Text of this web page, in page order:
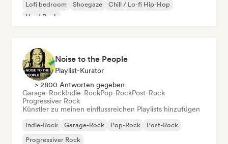
Lofi bedroom
Shoegaze
Chill / Lo-fi Hip-Hop
Hard Rock
Noise to the People
Playlist-Kurator
> 2800 Antworten gegeben
Garage-RockIndie-RockPop-RockPost-Rock
Progressiver Rock
Künstler zu meinen einflussreichen Playlists hinzufügen
Indie-Rock Garage-Rock Pop-Rock
Post-Rock
Progressiver Rock